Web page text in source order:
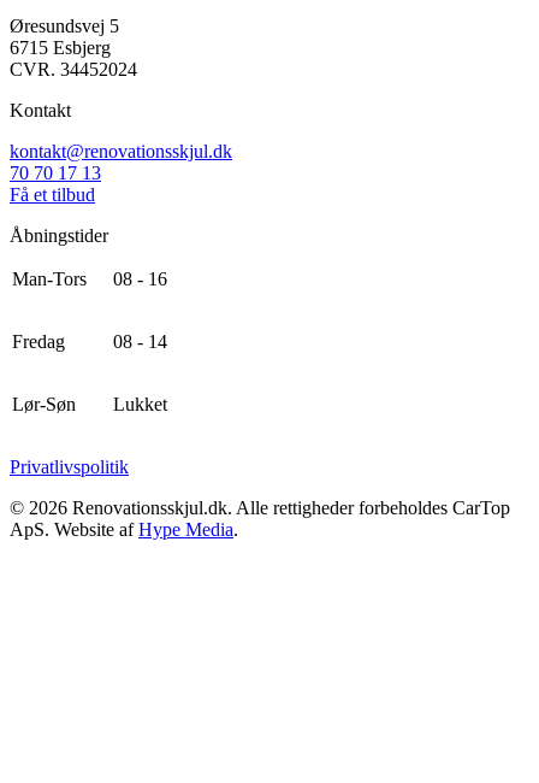
Øresundsvej 5
6715 Esbjerg
CVR. 34452024
Kontakt
kontakt@renovationsskjul.dk
70 70 17 13
Få et tilbud
Åbningstider
Man-Tors 08 - 16
Fredag 08 - 14
Lør-Søn Lukket
Privatlivspolitik
© 2026 Renovationsskjul.dk. Alle rettigheder forbeholdes CarTop
ApS. Website afHype Media.